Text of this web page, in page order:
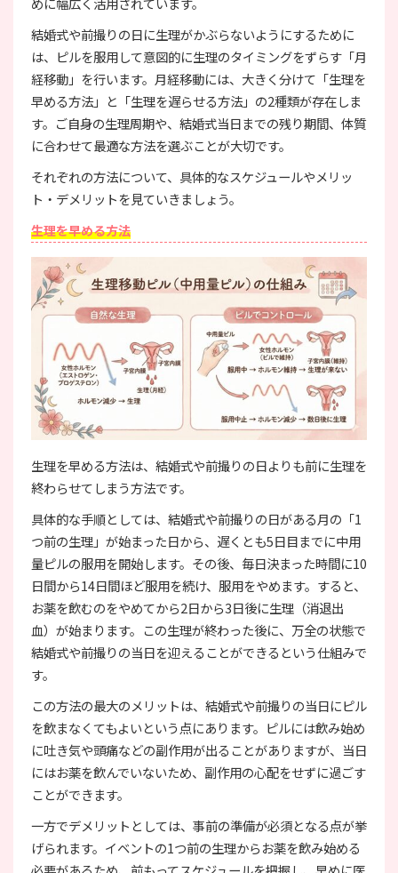
結婚式や前撮りの日に生理がかぶらないようにするために
は、ピルを服用して意図的に生理のタイミングをずらす「月
経移動」を行います。月経移動には、大きく分けて「生理を
早める方法」と「生理を遅らせる方法」の2種類が存在しま
す。ご自身の生理周期や、結婚式当日までの残り期間、体質
に合わせて最適な方法を選ぶことが大切です。
それぞれの方法について、具体的なスケジュールやメリッ
ト・デメリットを見ていきましょう。
生理を早める方法
生理を早める方法は、結婚式や前撮りの日よりも前に生理を
終わらせてしまう方法です。
具体的な手順としては、結婚式や前撮りの日がある月の「1
つ前の生理」が始まった日から、遅くとも5日目までに中用
量ピルの服用を開始します。その後、毎日決まった時間に10
日間から14日間ほど服用を続け、服用をやめます。すると、
お薬を飲むのをやめてから2日から3日後に生理（消退出
血）が始まります。この生理が終わった後に、万全の状態で
結婚式や前撮りの当日を迎えることができるという仕組みで
す。
この方法の最大のメリットは、結婚式や前撮りの当日にピル
を飲まなくてもよいという点にあります。ピルには飲み始め
に吐き気や頭痛などの副作用が出ることがありますが、当日
にはお薬を飲んでいないため、副作用の心配をせずに過ごす
ことができます。
一方でデメリットとしては、事前の準備が必須となる点が挙
げられます。イベントの1つ前の生理からお薬を飲み始める